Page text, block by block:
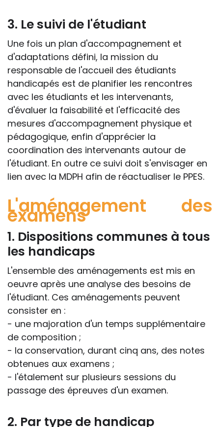
3. Le suivi de l'étudiant
Une fois un plan d'accompagnement et
d'adaptations défini, la mission du
responsable de l'accueil des étudiants
handicapés est de planifier les rencontres
avec les étudiants et les intervenants,
d'évaluer la faisabilité et l'efficacité des
mesures d'accompagnement physique et
pédagogique, enfin d'apprécier la
coordination des intervenants autour de
l'étudiant. En outre ce suivi doit s'envisager en
lien avec la MDPH afin de réactualiser le PPES.
L'aménagement des
examens
1. Dispositions communes à tous
les handicaps
L'ensemble des aménagements est mis en
oeuvre après une analyse des besoins de
l'étudiant. Ces aménagements peuvent
consister en :
- une majoration d'un temps supplémentaire
de composition ;
- la conservation, durant cinq ans, des notes
obtenues aux examens ;
- l'étalement sur plusieurs sessions du
passage des épreuves d'un examen.
2. Par type de handicap